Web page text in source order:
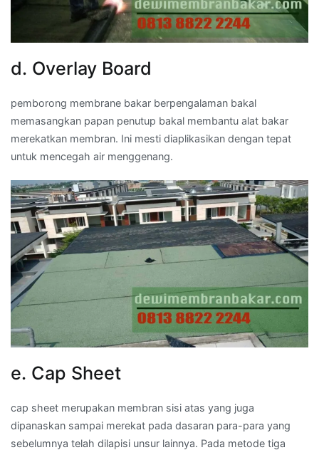
d. Overlay Board
pemborong membrane bakar berpengalaman bakal
memasangkan papan penutup bakal membantu alat bakar
merekatkan membran. Ini mesti diaplikasikan dengan tepat
untuk mencegah air menggenang.
e. Cap Sheet
cap sheet merupakan membran sisi atas yang juga
dipanaskan sampai merekat pada dasaran para-para yang
sebelumnya telah dilapisi unsur lainnya. Pada metode tiga